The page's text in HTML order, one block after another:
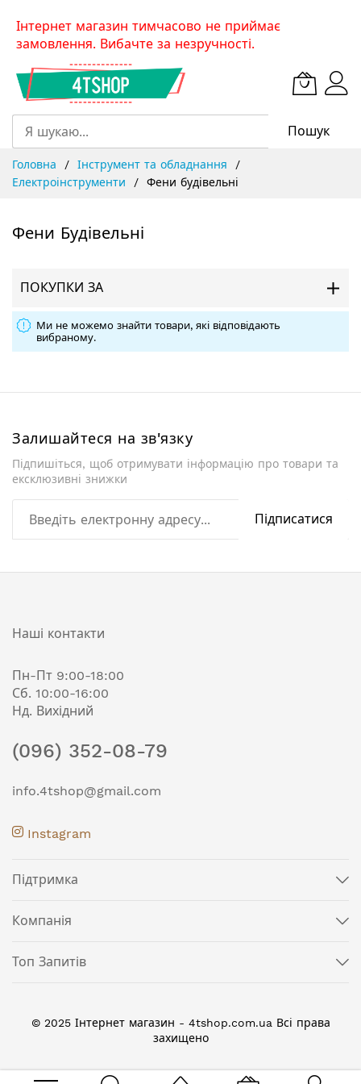
SkipІнтернет магазин тимчасово не приймає
замовлення. Вибачте за незручності.
Пошук
Головна
Інструмент та обладнання
Електроінструменти
Фени будівельні
Фени Будівельні
ПОКУПКИ ЗА
Ми не можемо знайти товари, які відповідають
вибраному.
Залишайтеся на зв'язку
Підпишіться, щоб отримувати інформацію про товари та
ексклюзивні знижки
Підписатися
Наші контакти
Пн-Пт 9:00-18:00
Сб. 10:00-16:00
Нд. Вихідний
(096) 352-08-79
info.4tshop@gmail.com
Instagram
Підтримка
Компанія
Топ Запитів
© 2025 Інтернет магазин - 4tshop.com.ua Всі права
захищено